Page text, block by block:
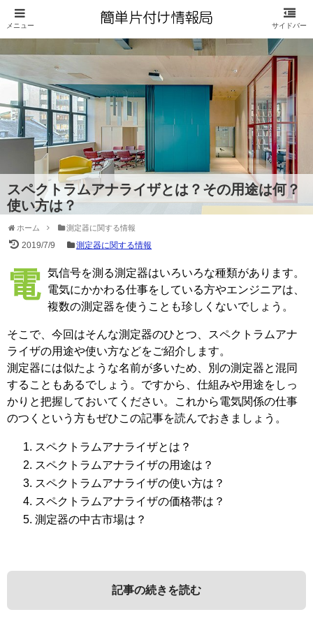
スペクトラムアナライザとは？その用途は何？
使い方は？
ホーム 測定器に関する情報
2019/7/9 測定器に関する情報
電気信号を測る測定器はいろいろな種類があります。
電気にかかわる仕事をしている方やエンジニアは、
複数の測定器を使うことも珍しくないでしょう。
そこで、今回はそんな測定器のひとつ、スペクトラムアナ
ライザの用途や使い方などをご紹介します。
測定器には似たような名前が多いため、別の測定器と混同
することもあるでしょう。ですから、仕組みや用途をしっ
かりと把握しておいてください。これから電気関係の仕事
のつくという方もぜひこの記事を読んでおきましょう。
スペクトラムアナライザとは？
スペクトラムアナライザの用途は？
スペクトラムアナライザの使い方は？
スペクトラムアナライザの価格帯は？
測定器の中古市場は？
記事の続きを読む